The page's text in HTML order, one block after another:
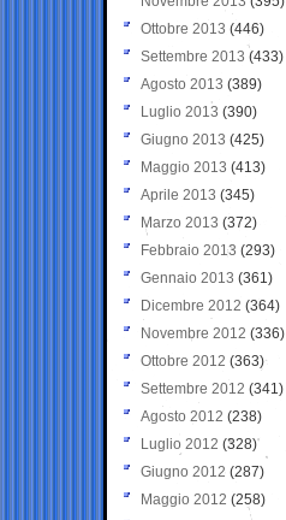
Ottobre 2013 (446)
Settembre 2013 (433)
Agosto 2013 (389)
Luglio 2013 (390)
Giugno 2013 (425)
Maggio 2013 (413)
Aprile 2013 (345)
Marzo 2013 (372)
Febbraio 2013 (293)
Gennaio 2013 (361)
Dicembre 2012 (364)
Novembre 2012 (336)
Ottobre 2012 (363)
Settembre 2012 (341)
Agosto 2012 (238)
Luglio 2012 (328)
Giugno 2012 (287)
Maggio 2012 (258)